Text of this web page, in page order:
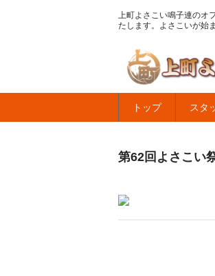
上町よさこい鳴子連のオ
たします。よさこいが始
トップ スタ
第62回よさこい